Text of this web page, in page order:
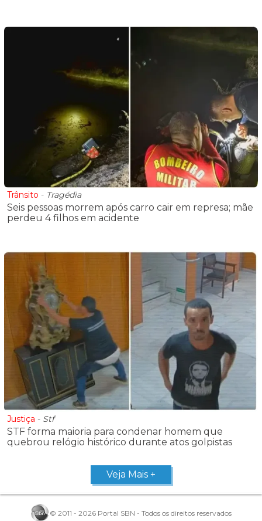
Trânsito - Tragédia
Seis pessoas morrem após carro cair em represa; mãe
perdeu 4 filhos em acidente
Justiça - Stf
STF forma maioria para condenar homem que
quebrou relógio histórico durante atos golpistas
Veja Mais +
© 2011 - 2026 Portal SBN - Todos os direitos reservados